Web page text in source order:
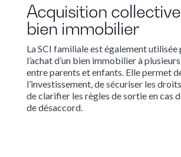
Acquisition collective
bien immobilier
La SCI familiale est également
l’achat d’un bien immobilier à
entre parents et enfants. Elle permet
l’investissement, de sécuriser les
de clarifier les règles de sortie en cas
de désaccord.